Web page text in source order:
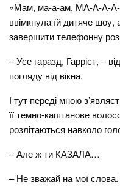
«Мам, ма-а-ам, МА-А-А-А-
ввімкнула їй дитяче
завершити телефонну
– Усе гаразд, Гаррієт, –
погляду від вікна.
І тут переді мною
її темно-каштанове
розлітаються навколо
– Але ж ти КАЗАЛА…
– Не зважай на мої